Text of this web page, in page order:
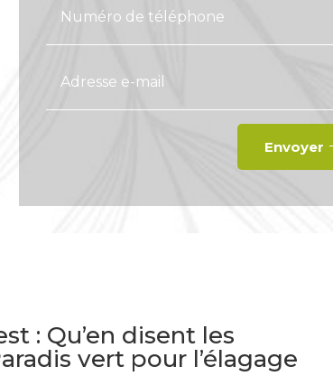
Envoyer
: Qu’en disent les
vert pour l’élagage